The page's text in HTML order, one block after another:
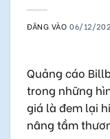
ĐĂNG VÀO06/12/
Quảng cáo
trong những
giá là đem lại
nâng tầm